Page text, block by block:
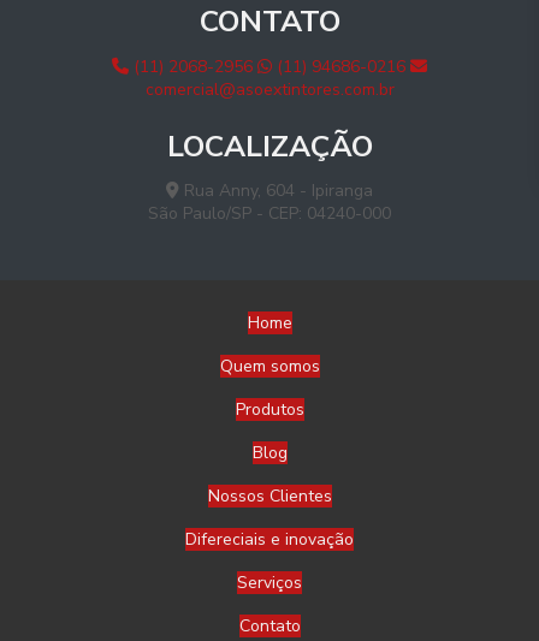
CONTATO
(11) 2068-2956
(11) 94686-0216
comercial@asoextintores.com.br
LOCALIZAÇÃO
Rua Anny, 604 - Ipiranga
São Paulo/SP - CEP: 04240-000
Home
Quem somos
Produtos
Blog
Nossos Clientes
Difereciais e inovação
Serviços
Contato